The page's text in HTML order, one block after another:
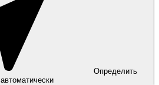
Определить
автоматически